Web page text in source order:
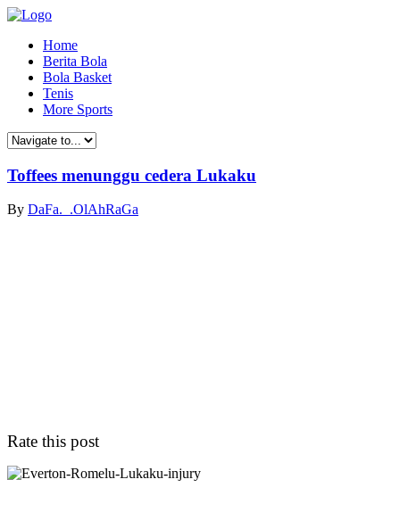
Home
Berita Bola
Bola Basket
Tenis
More Sports
Toffees menunggu cedera Lukaku
By DaFa._.OlAhRaGa
Rate this post